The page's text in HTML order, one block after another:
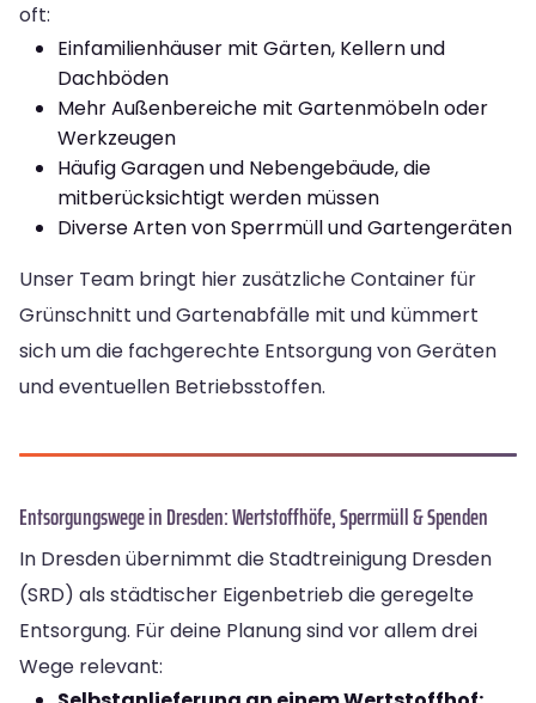
oft:
Einfamilienhäuser mit Gärten, Kellern und
Dachböden
Mehr Außenbereiche mit Gartenmöbeln oder
Werkzeugen
Häufig Garagen und Nebengebäude, die
mitberücksichtigt werden müssen
Diverse Arten von Sperrmüll und Gartengeräten
Unser Team bringt hier zusätzliche Container für
Grünschnitt und Gartenabfälle mit und kümmert
sich um die fachgerechte Entsorgung von Geräten
und eventuellen Betriebsstoffen.
Entsorgungswege in Dresden: Wertstoffhöfe, Sperrmüll & Spenden
In Dresden übernimmt die Stadtreinigung Dresden
(SRD) als städtischer Eigenbetrieb die geregelte
Entsorgung. Für deine Planung sind vor allem drei
Wege relevant: